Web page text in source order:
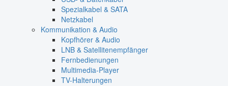
Spezialkabel & SATA
Netzkabel
Kommunikation & Audio
Kopfhörer & Audio
LNB & Satellitenempfänger
Fernbedienungen
Multimedia-Player
TV-Halterungen